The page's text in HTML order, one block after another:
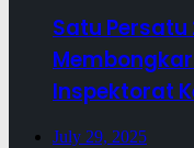
Satu Persatu
Inspektorat
July 29, 2025